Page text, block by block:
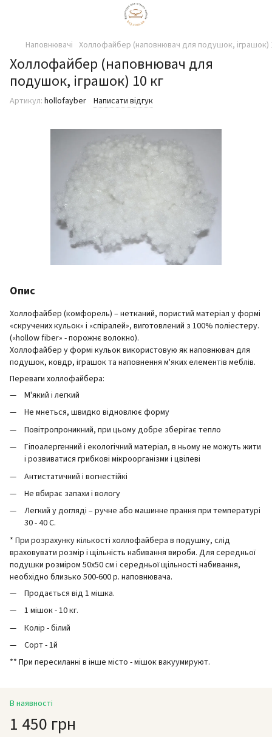
Наповнювачі Холлофайбер (наповнювач для подушок, іграшок)
Холлофайбер (наповнювач для
подушок, іграшок) 10 кг
Артикул: hollofayber Написати відгук
Опис
Холлофайбер (комфорель) – нетканий, пористий матеріал у формі
«скручених кульок» і «спіралей», виготовлений з 100% поліестеру.
(«hollow fiber» - порожнє волокно).
Холлофайбер у формі кульок використовую як наповнювач для
подушок, ковдр, іграшок та наповнення м'яких елементів меблів.
Переваги холлофайбера:
М'який і легкий
Не мнеться, швидко відновлює форму
Повітропроникний, при цьому добре зберігає тепло
Гіпоалергенний і екологічний матеріал, в ньому не можуть жити
і розвиватися грибкові мікроорганізми і цвілеві
Антистатичний і вогнестійкі
Не вбирає запахи і вологу
Легкий у догляді – ручне або машинне прання при температурі
30 - 40 С.
* При розрахунку кількості холлофайбера в подушку, слід
враховувати розмір і щільність набивання вироби. Для середньої
подушки розміром 50х50 см і середньої щільності набивання,
необхідно близько 500-600 р. наповнювача.
Продається від 1 мішка.
1 мішок - 10 кг.
Колір - білий
Сорт - 1й
** При пересиланні в інше місто - мішок вакуумируют.
В наявності
1 450 грн